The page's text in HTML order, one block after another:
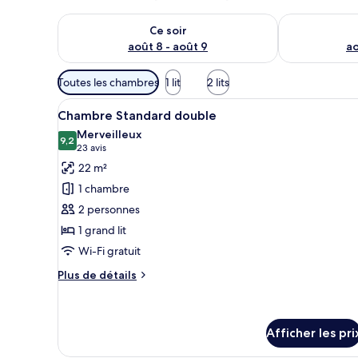
Ce soir
août 8 - août 9
Vérifier la disponibilité pour ce soir août 8 - août 9
Vérifier la
Filtres
disponibles
pour
les
chambres
Toutes les chambres 1 lit 2 lits
Afficher
toutes
les
photos
pour
ce
type
de
chambre :
Chambre
Une chambre d’hôtel
5
Chambre Standard double
9,29,2 sur 10
Merveilleux
23 avis
(23 avis)
22 m²
1 chambre
2 personnes
1 grand lit
Wi-Fi gratuit
Plus de détails
Plus
Standard
Afficher les